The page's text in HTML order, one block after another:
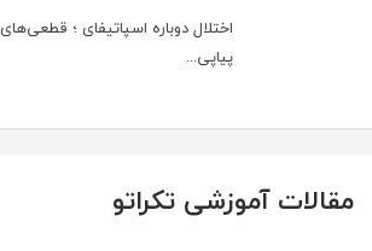
اختلال دوباره اسپاتیفای ؛ قطعی‌های
پیاپی...
مقالات آموزشی تکراتو